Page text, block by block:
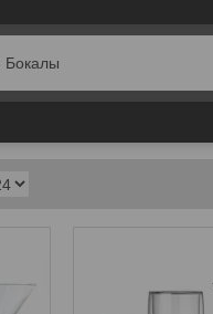
Бокалы